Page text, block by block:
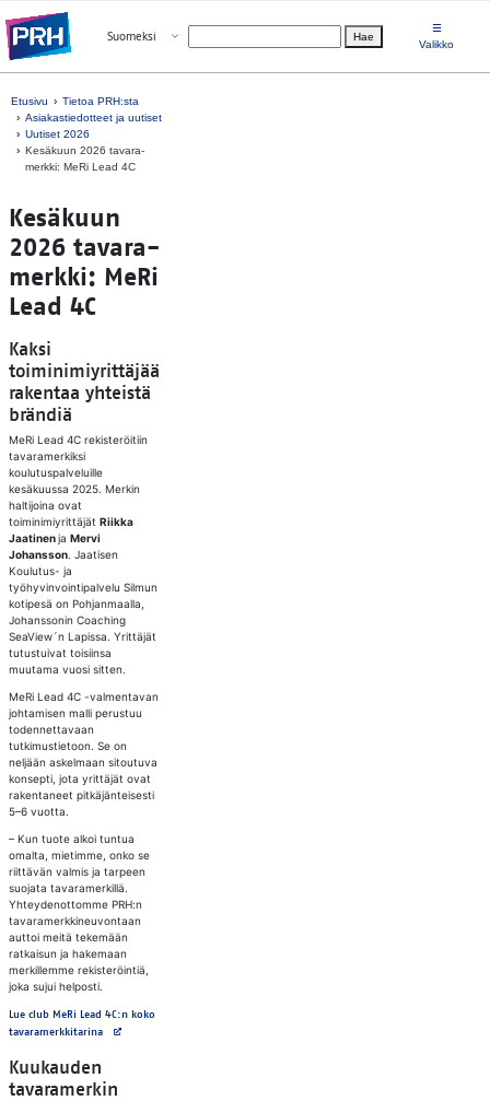
Valitse kieli
Suomeksi Avaa valikko Hae
☰
Valikko
Etusivu
Tietoa PRH:sta
Asiakastiedotteet ja uutiset
Uutiset 2026
Kesäkuun 2026 ta­va­ra­
merk­ki: MeRi Lead 4C
Kesäkuun
2026 ta­va­ra­
merk­ki: MeRi
Lead 4C
Kaksi
toiminimiyrittäjää
rakentaa yhteistä
brändiä
MeRi Lead 4C rekisteröitiin
tavaramerkiksi
koulutuspalveluille
kesäkuussa 2025. Merkin
haltijoina ovat
toiminimiyrittäjät Riikka
Jaatinenja Mervi
Johansson. Jaatisen
Koulutus- ja
työhyvinvointipalvelu Silmun
kotipesä on Pohjanmaalla,
Johanssonin Coaching
SeaView´n Lapissa. Yrittäjät
tutustuivat toisiinsa
muutama vuosi sitten.
MeRi Lead 4C -valmentavan
johtamisen malli perustuu
todennettavaan
tutkimustietoon. Se on
neljään askelmaan sitoutuva
konsepti, jota yrittäjät ovat
rakentaneet pitkäjänteisesti
5–6 vuotta.
– Kun tuote alkoi tuntua
omalta, mietimme, onko se
riittävän valmis ja tarpeen
suojata tavaramerkillä.
Yhteydenottomme PRH:n
tavaramerkkineuvontaan
auttoi meitä tekemään
ratkaisun ja hakemaan
merkillemme rekisteröintiä,
joka sujui helposti.
Lue club MeRi Lead 4C:n koko
tavaramerkkitarinaAvautuu uuteen välilehteen
Kuukauden
tavaramerkin